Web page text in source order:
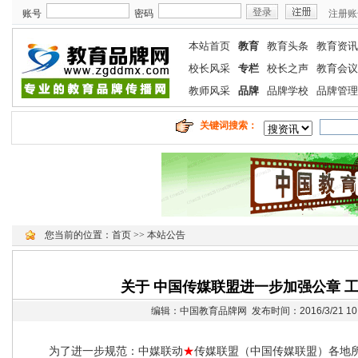
账号 密码 注册
本站首页 教育 教育头条
教育资讯
校长风采
专栏 校长之声
教育会议
教师风采
品牌 品牌学校 品牌管理
关键词搜索：
您当前的位置： 首页 >> 本站公告
关于 中国传媒联盟进一步加强公章
编辑：中国教育品牌网 发布时间：2016/3/21
为了进一步规范：中媒联动★传媒联盟（中国传媒联盟）各地